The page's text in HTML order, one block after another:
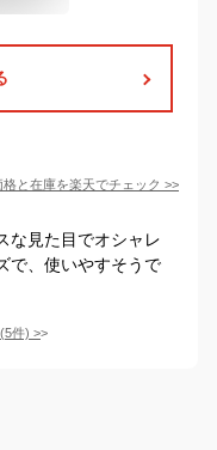
格と在庫を楽天でチェック >>
な見た目でオシャレ
で、使いやすそうで
(5件) >